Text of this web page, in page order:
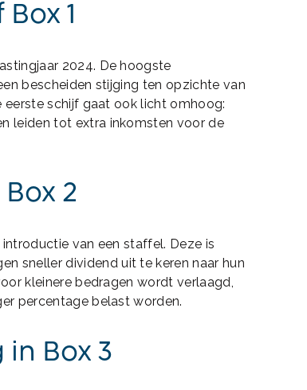
1
2024. De hoogste
bescheiden stijging ten opzichte van
schijf gaat ook licht omhoog:
leiden tot extra inkomsten voor de
2
van een staffel. Deze is
sneller dividend uit te keren naar hun
kleinere bedragen wordt verlaagd,
percentage belast worden.
Box 3